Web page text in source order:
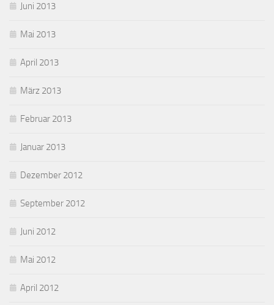
Juni 2013
Mai 2013
April 2013
März 2013
Februar 2013
Januar 2013
Dezember 2012
September 2012
Juni 2012
Mai 2012
April 2012